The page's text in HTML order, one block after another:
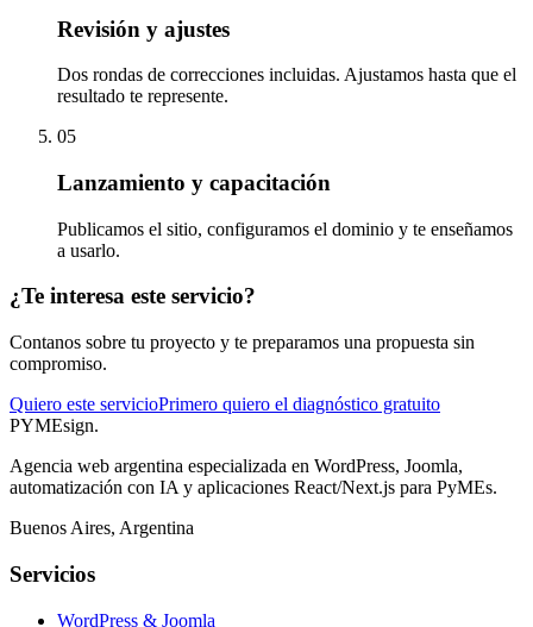
Revisión y ajustes
Dos rondas de correcciones incluidas. Ajustamos hasta que el
resultado te represente.
05
Lanzamiento y capacitación
Publicamos el sitio, configuramos el dominio y te enseñamos
a usarlo.
¿Te interesa este servicio?
Contanos sobre tu proyecto y te preparamos una propuesta sin
compromiso.
Quiero este servicioPrimero quiero el diagnóstico gratuito
PYMEsign.
Agencia web argentina especializada en WordPress, Joomla,
automatización con IA y aplicaciones React/Next.js para PyMEs.
Buenos Aires, Argentina
Servicios
WordPress & Joomla